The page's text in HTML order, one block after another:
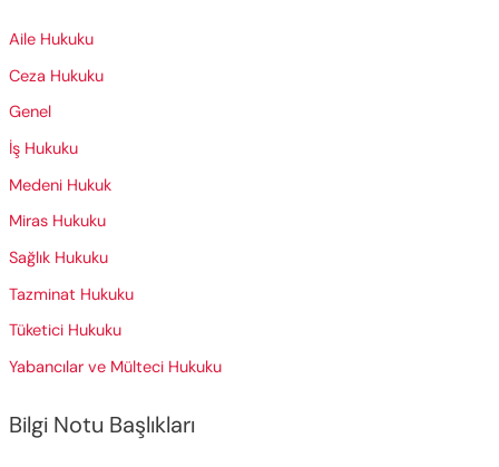
c
h
:
Aile Hukuku
Ceza Hukuku
Genel
İş Hukuku
Medeni Hukuk
Miras Hukuku
Sağlık Hukuku
Tazminat Hukuku
Tüketici Hukuku
Yabancılar ve Mülteci Hukuku
Bilgi Notu Başlıkları